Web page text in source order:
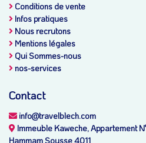
Conditions de vente
Infos pratiques
Nous recrutons
Mentions légales
Qui Sommes-nous
nos-services
Contact
info@travelblech.com
Immeuble Kaweche, Appartement
Hammam Sousse 4011